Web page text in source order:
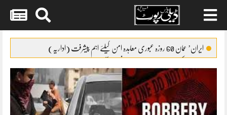
contentایران’ عمان 60 روزہ عبوری معاہدہ امن کیلئے اہم پیشرفت (اداریہ)
پیشرفت کا جائزہ
ایس ایس سی امتحانات 2026ء کا شیڈول جاری
پنشن فنڈز کی سرمایہ کاری سے خزانے کو نقصان پہنچانے کے معاملے کی
انکوائری شروع